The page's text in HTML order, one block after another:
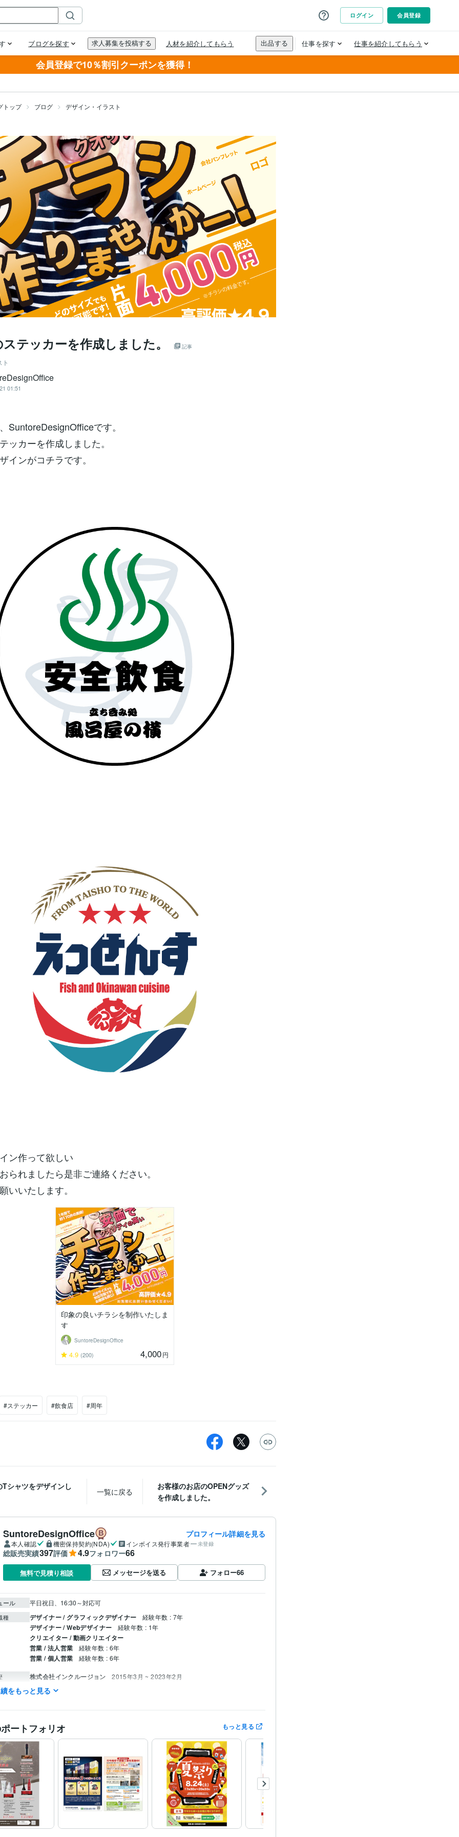
会員登録で10％割引クーポンを獲得！
トップ ブログ デザイン・イラスト
テッカーを作成しました。 記事
01:51
SuntoreDesignOfficeです。
ッカーを作成しました。
インがコチラです。
ン作って欲しい
られましたら是非ご連絡ください。
いいたします。
印象の良いチラシを制作いたしま
す
SuntoreDesignOffice
4.9 (200) 4,000円
#ステッカー #飲食店 #周年
Tシャツをデザインし
一覧に戻る
お客様のお店のOPENグッズ
を作成しました。
SuntoreDesignOffice プロフィール詳細を見る
本人確認 機密保持契約(NDA) インボイス発行事業者 未登録
総販売実績397評価 4.9フォロワー66
無料で見積り相談 メッセージを送る フォロー66
ール 平日祝日、16:30～対応可
種 デザイナー / グラフィックデザイナー 経験年数 : 7年
デザイナー / Webデザイナー 経験年数 : 1年
クリエイター / 動画クリエイター
営業 / 法人営業
経験年数 : 6年
営業 / 個人営業 経験年数 : 6年
株式会社インクルージョン 2015年3月 ~ 2023年2月
定 普通自動車第一種運転免許
リエイ
ール
Adobe Illustrator:20年 Figma:0年
ル illustrator:20年
野 デザイン制作 チラシデザイン
デザイン DTP チラシ パンフレット
IMI 2002年3月 ~ 2003年2月
をもっと見る
ートフォリオ もっと見る